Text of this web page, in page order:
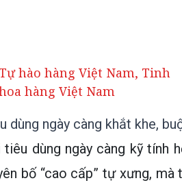
Tự hào hàng Việt Nam, Tinh
hàng Việt Nam
dùng ngày càng khắt khe,
tiêu dùng ngày càng kỹ tính
bố “cao cấp” tự xưng,